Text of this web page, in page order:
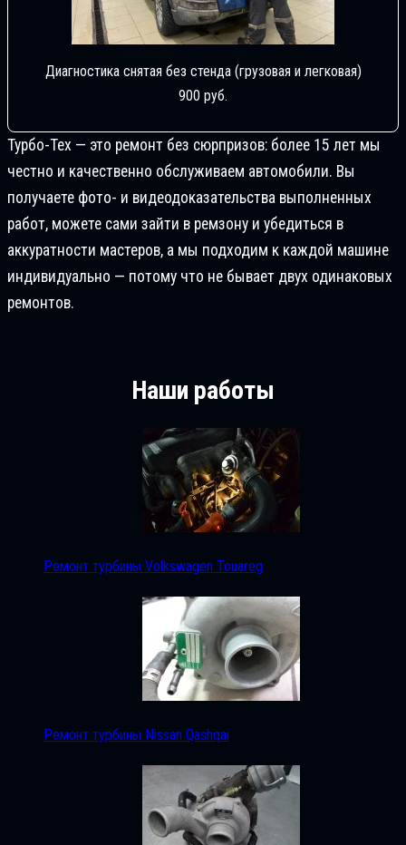
Диагностика снятая без стенда (грузовая и легковая)
900 руб.
Турбо-Тех — это ремонт без сюрпризов: более 15 лет мы
честно и качественно обслуживаем автомобили. Вы
получаете фото- и видеодоказательства выполненных
работ, можете сами зайти в ремзону и убедиться в
аккуратности мастеров, а мы подходим к каждой машине
индивидуально — потому что не бывает двух одинаковых
ремонтов.
Наши работы
Ремонт турбины Volkswagen Touareg
Ремонт турбины Nissan Qashqai